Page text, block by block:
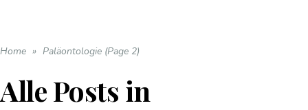
Home » Paläontologie (Page 2)
Alle Posts in